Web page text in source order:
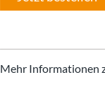
Mehr Informationen